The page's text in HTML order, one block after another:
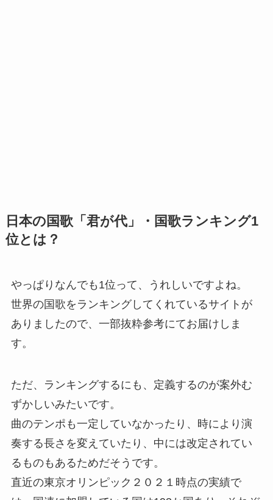
日本の国歌「君が代」・国歌ランキング1
位とは？
やっぱりなんでも1位って、うれしいですよね。
世界の国歌をランキングしてくれているサイトが
ありましたので、一部抜粋参考にてお届けしま
す。
ただ、ランキングするにも、定義するのが案外む
ずかしいみたいです。
曲のテンポも一定していなかったり、時により演
奏する長さを変えていたり、中には改定されてい
るものもあるためだそうです。
直近の東京オリンピック２０２１時点の実績で